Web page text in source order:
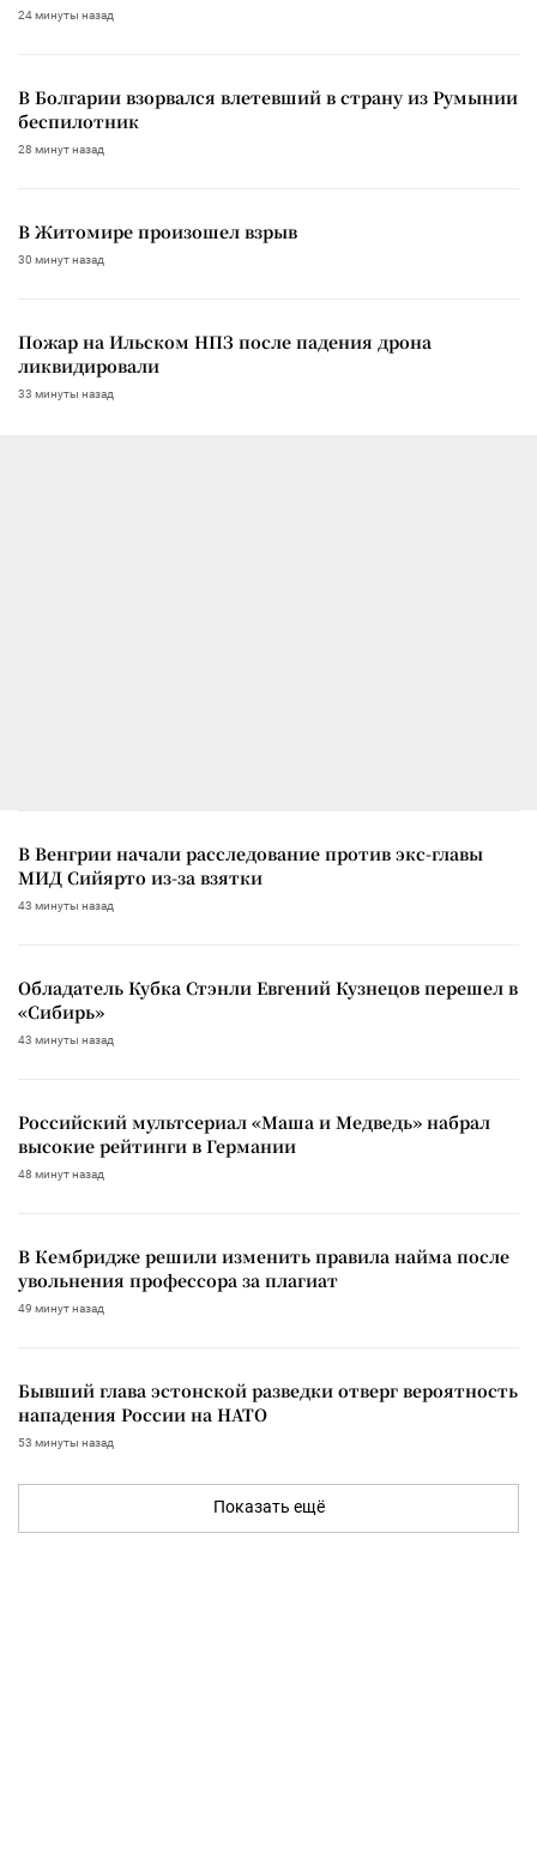
24 минуты назад
В Болгарии взорвался влетевший в страну из Румынии
беспилотник
28 минут назад
В Житомире произошел взрыв
30 минут назад
Пожар на Ильском НПЗ после падения дрона
ликвидировали
33 минуты назад
В Венгрии начали расследование против экс-главы
МИД Сийярто из-за взятки
43 минуты назад
Обладатель Кубка Стэнли Евгений Кузнецов перешел в
«Сибирь»
43 минуты назад
Российский мультсериал «Маша и Медведь» набрал
высокие рейтинги в Германии
48 минут назад
В Кембридже решили изменить правила найма после
увольнения профессора за плагиат
49 минут назад
Бывший глава эстонской разведки отверг вероятность
нападения России на НАТО
53 минуты назад
Показать ещё